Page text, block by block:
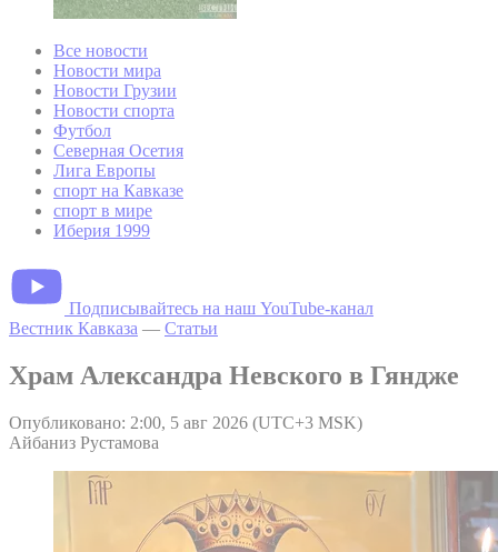
Все новости
Новости мира
Новости Грузии
Новости спорта
Футбол
Северная Осетия
Лига Европы
спорт на Кавказе
спорт в мире
Иберия 1999
Подписывайтесь на наш YouTube-канал
Вестник Кавказа — Статьи
Храм Александра Невского в Гяндже
Опубликовано: 2:00, 5 авг 2026 (UTC+3 MSK)
Айбаниз Рустамова